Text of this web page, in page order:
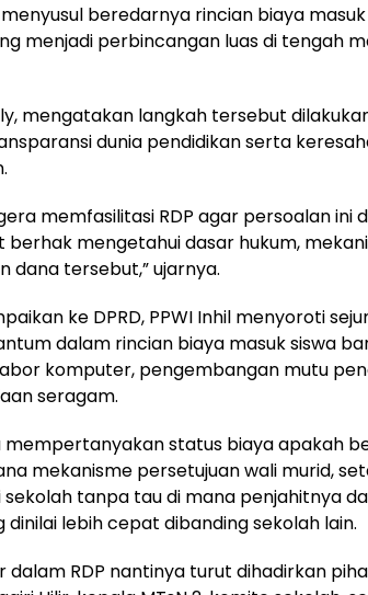
beredarnya rincian biaya
menjadi perbincangan luas di tengah
mengatakan langkah tersebut
dunia pendidikan serta
memfasilitasi RDP agar persoalan ini
berhak mengetahui dasar hukum,
dana tersebut,” ujarnya.
ke DPRD, PPWI Inhil menyoroti
dalam rincian biaya masuk siswa
komputer, pengembangan mutu
seragam.
mempertanyakan status biaya apakah
mekanisme persetujuan wali murid,
tanpa tau di mana penjahitnya
dinilai lebih cepat dibanding sekolah lain.
dalam RDP nantinya turut dihadirkan